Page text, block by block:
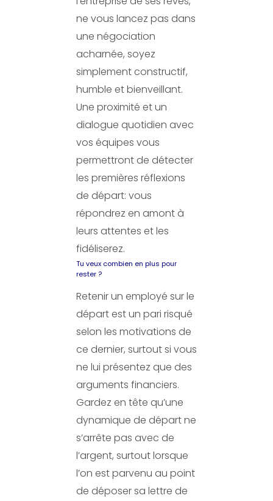
ne vous lancez pas dans
une négociation
acharnée, soyez
simplement constructif,
humble et bienveillant.
Une proximité et un
dialogue quotidien avec
vos équipes vous
permettront de détecter
les premières réflexions
de départ: vous
répondrez en amont à
leurs attentes et les
fidéliserez.
Tu veux combien en plus pour
rester ?
Retenir un employé sur le
départ est un pari risqué
selon les motivations de
ce dernier, surtout si vous
ne lui présentez que des
arguments financiers.
Gardez en tête qu’une
dynamique de départ ne
s’arrête pas avec de
l’argent, surtout lorsque
l’on est parvenu au point
de déposer sa lettre de